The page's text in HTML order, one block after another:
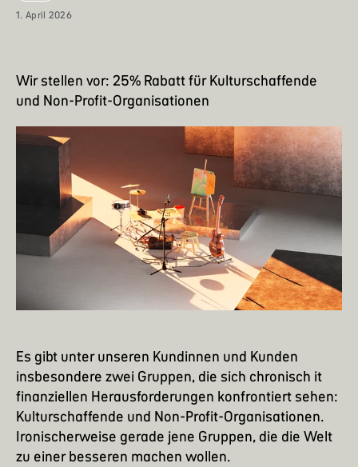
1. April 2026
Wir stellen vor: 25% Rabatt für Kulturschaffende
und Non-Profit-Organisationen
Es gibt unter unseren Kundinnen und Kunden
insbesondere zwei Gruppen, die sich chronisch it
finanziellen Herausforderungen konfrontiert sehen:
Kulturschaffende und Non-Profit-Organisationen.
Ironischerweise gerade jene Gruppen, die die Welt
zu einer besseren machen wollen.